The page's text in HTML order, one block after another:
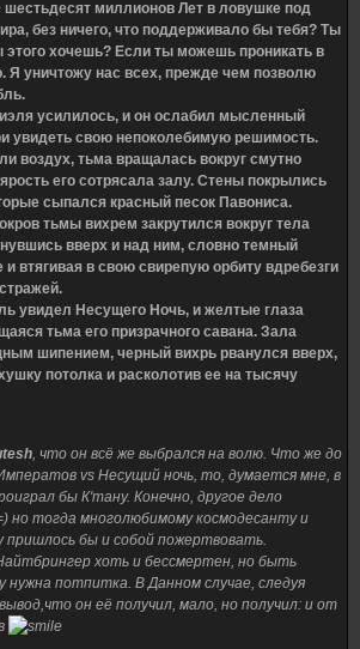
шестьдесят миллионов Лет в ловушке под
без ничего, что поддерживало бы тебя? Ты
хочешь? Если ты можешь проникать в
Я уничтожу нас всех, прежде чем позволю
усилилось, и он ослабил мысленный
увидеть свою непоколебимую решимость.
воздух, тьма вращалась вокруг смутно
его сотрясала залу. Стены покрылись
сыпался красный песок Павониса.
тьмы вихрем закрутился вокруг тела
вверх и над ним, словно темный
и втягивая в свою свирепую орбиту вдребезги
увидел Несущего Ночь, и желтые глаза
тьма его призрачного савана. Зала
шипением, черный вихрь рванулся вверх,
потолка и расколотив ее на тысячу
, что он всё же выбрался на волю. Что же до
vs Несущий ночь, то, думается мне, в
бы К'тану. Конечно, другое дело
но тогда многолюбимому космодесанту и
бы и собой пожертвовать.
хоть и бессмертен, но быть
нужна потпитка. В Данном случае, следуя
он её получил, мало, но получил: и от